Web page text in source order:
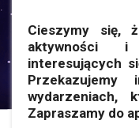
Cieszymy się,
aktywności
interesujących
wydarzeniach,
Zapraszamy do